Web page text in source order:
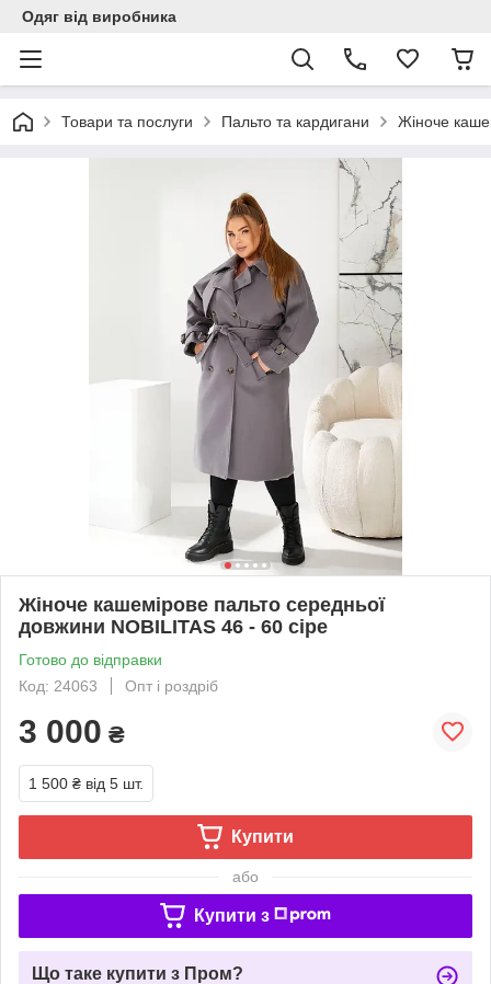
Одяг від виробника
Товари та послуги Пальто та кардигани Жіноче
Жіноче кашемірове пальто середньої
довжини NOBILITAS 46 - 60 сіре
Готово до відправки
Код: 24063
Опт і роздріб
3 000 ₴
1 500 ₴ від 5 шт.
Купити
або
Купити з
Що таке купити з Пром?